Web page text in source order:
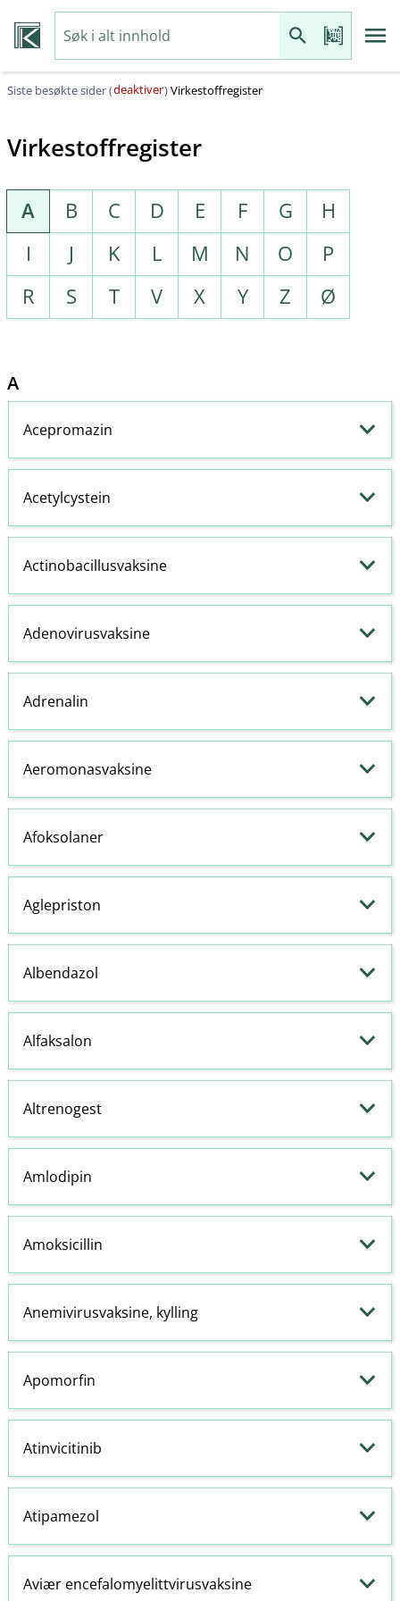
Siste besøkte sider (deaktiver)Virkestoffregister
Virkestoffregister
A B C D E F G
H
I
J K L M N O
P
R
S T V X Y Z Ø
A
Acepromazin
Acetylcystein
Actinobacillusvaksine
Adenovirusvaksine
Adrenalin
Aeromonasvaksine
Afoksolaner
Aglepriston
Albendazol
Alfaksalon
Altrenogest
Amlodipin
Amoksicillin
Anemivirusvaksine, kylling
Apomorfin
Atinvicitinib
Atipamezol
Aviær encefalomyelittvirusvaksine